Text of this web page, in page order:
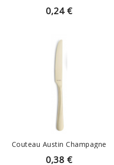
0,24 €
Couteau Austin Champagne
0,38 €